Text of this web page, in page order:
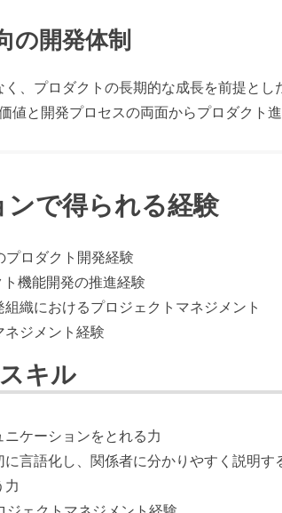
の開発体制
、プロダクトの長期的な成長を前提とし
値と開発プロセスの両面からプロダクト進
で得られる経験
プロダクト開発経験
ト機能開発の推進経験
組織におけるプロジェクトマネジメント
ネジメント経験
キル
ニケーションをとれる⼒
に⾔語化し、関係者に分かりやすく説明す
⼒